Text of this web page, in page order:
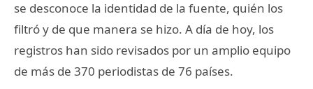
se desconoce la identidad de la fuente, quién los
filtró y de que manera se hizo. A día de hoy, los
registros han sido revisados por un amplio equipo
de más de 370 periodistas de 76 países.